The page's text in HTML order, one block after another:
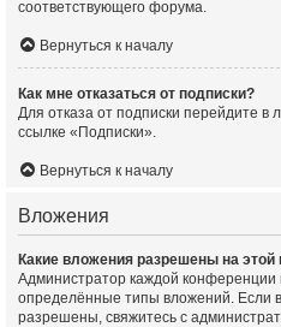
соответствующего форума.
Вернуться к началу
Как мне отказаться от подписки?
Для отказа от подписки перейдите в
ссылке «Подписки».
Вернуться к началу
Вложения
Какие вложения разрешены на
Администратор каждой
определённые типы вложений. Если
разрешены, свяжитесь с